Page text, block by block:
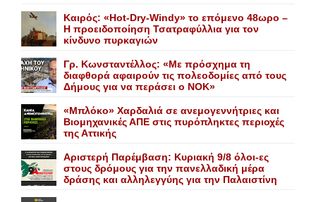
Καιρός: «Hot-Dry-Windy» το επόμενο 48ωρο –
Η προειδοποίηση Τσατραφύλλια για τον
κίνδυνο πυρκαγιών
Γρ. Κωνσταντέλλος: «Με πρόσχημα τη
διαφθορά αφαιρούν τις πολεοδομίες από τους
Δήμους για να περάσει ο NOK»
«Mπλόκο» Xαρδαλιά σε ανεμογεννήτριες και
Bιομηχανικές ΑΠΕ στις πυρόπληκτες περιοχές
της Αττικής
Αριστερή Παρέμβαση: Κυριακή 9/8 όλοι-ες
στους δρόμους για την πανελλαδική μέρα
δράσης και αλληλεγγύης για την Παλαιστίνη